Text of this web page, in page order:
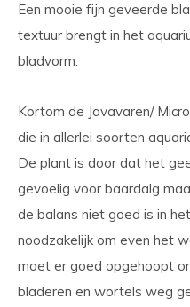
Een mooie fijn geveerde
textuur brengt in het
bladvorm.
Kortom de Javavaren/
die in allerlei soorten
De plant is door dat het
gevoelig voor baardalg
de balans niet goed is in
noodzakelijk om even het
moet er goed opgehoopt
bladeren en wortels weg